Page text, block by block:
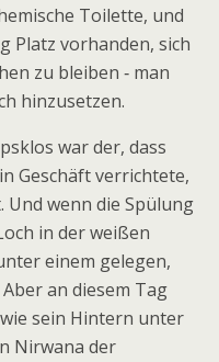
Toilette, und
Platz vorhanden, sich
zu bleiben ‑ man
hinzusetzen.
war der, dass
Geschäft verrichtete,
Und wenn die Spülung
in der weißen
einem gelegen,
an diesem Tag
sein Hintern unter
Nirwana der